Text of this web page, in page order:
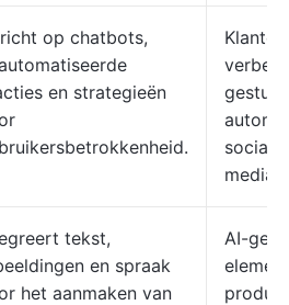
op chatbots,
en strategieën
sociale-
tekst,
en spraak
het aanmaken van
AI-